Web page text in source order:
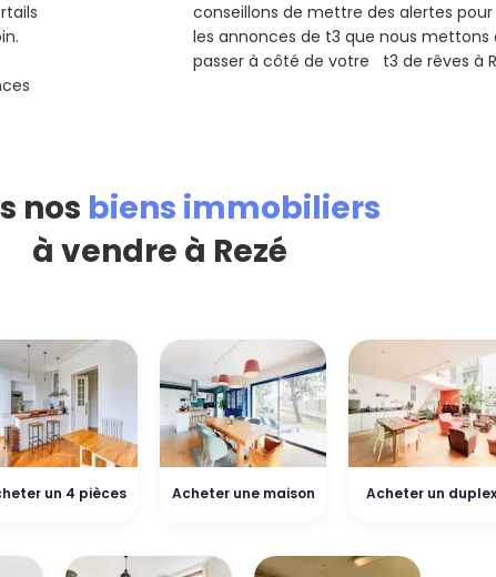
conseillons de mettre des alertes
les annonces de t3 que nous mettons
passer à côté de votre t3 de rêves à
nos biens immobiliers
à vendre à Rezé
un 4 pièces Acheter une maison Acheter un duplex